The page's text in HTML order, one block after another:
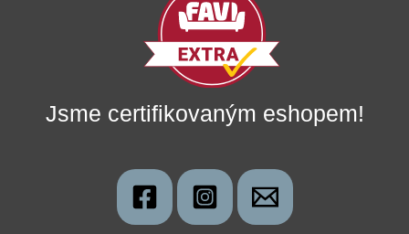
Jsme certifikovaným eshopem!